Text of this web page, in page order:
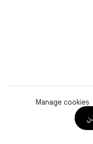
Manage cookies